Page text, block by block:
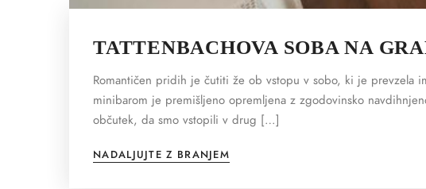
TATTENBACHOVA SOBA NA
Romantičen pridih je čutiti že ob vstopu v sobo, ki je prevzela
minibarom je premišljeno opremljena z zgodovinsko
občutek, da smo vstopili v drug […]
NADALJUJTE Z BRANJEM